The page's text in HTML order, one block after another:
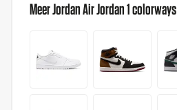
Meer Jordan Air Jordan 1 colorways